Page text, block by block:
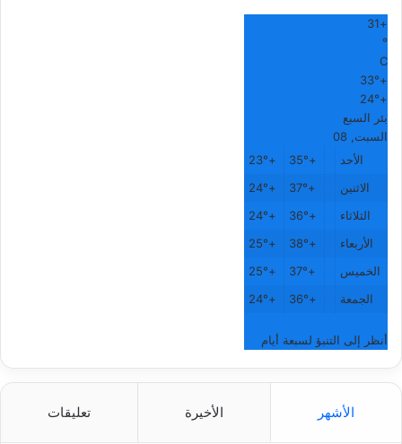
+
31
°
C
+
33°
+
24°
بئر السبع
السبت, 08
الأحد
+
35°
+
23°
الاثنين
+
37°
+
24°
الثلاثاء
+
36°
+
24°
الأربعاء
+
38°
+
25°
الخميس
+
37°
+
25°
الجمعة
+
36°
+
24°
أنظر إلى التنبؤ لسبعة أيام
الأشهر الأخيرة تعليقات